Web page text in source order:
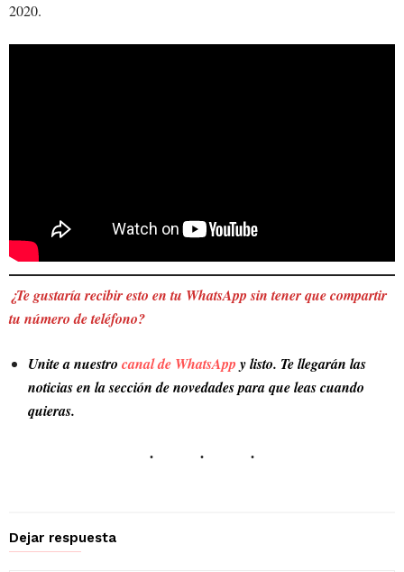
2020.
¿Te gustaría recibir esto en tu WhatsApp sin tener que compartir
tu número de teléfono?
Unite a nuestro canal de WhatsApp y listo. Te llegarán las
noticias en la sección de novedades para que leas cuando
quieras.
Dejar respuesta